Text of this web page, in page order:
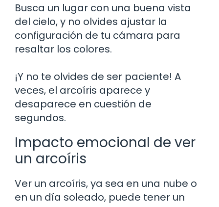
Busca un lugar con una buena vista
del cielo, y no olvides ajustar la
configuración de tu cámara para
resaltar los colores.
¡Y no te olvides de ser paciente! A
veces, el arcoíris aparece y
desaparece en cuestión de
segundos.
Impacto emocional de ver
un arcoíris
Ver un arcoíris, ya sea en una nube o
en un día soleado, puede tener un